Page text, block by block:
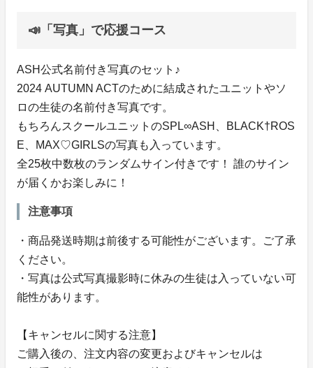
📣「写真」で応援コース
ASH公式名前付き写真のセット♪
2024 AUTUMN ACTのために結成されたユニットやソ
ロの生徒の名前付き写真です。
もちろんスクールユニットのSPL∞ASH、BLACK†ROS
E、MAX♡GIRLSの写真も入っています。
全25枚中数枚のランダムサイン付きです！ 誰のサイン
が届くかお楽しみに！
注意事項
・商品発送時期は前後する可能性がございます。ご了承
ください。
・写真は公式写真撮影時に休みの生徒は入っていない可
能性があります。
【キャンセルに関する注意】
ご購入後の、注文内容の変更およびキャンセルは